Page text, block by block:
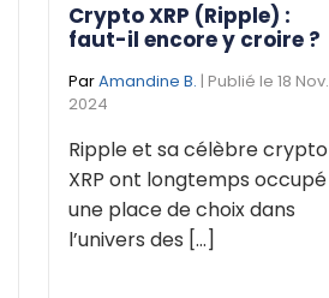
Crypto XRP (Ripple) :
faut-il encore y croire ?
ParAmandine B. | Publié le 18 Nov.
2024
Ripple et sa célèbre crypto
XRP ont longtemps occupé
une place de choix dans
l’univers des [...]